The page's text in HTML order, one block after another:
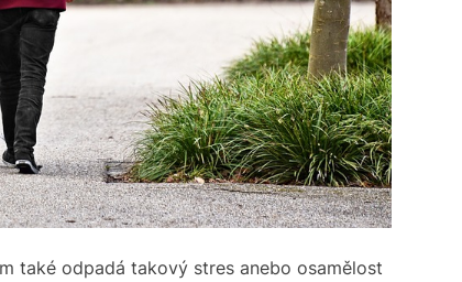
také odpadá takový stres anebo osamělost